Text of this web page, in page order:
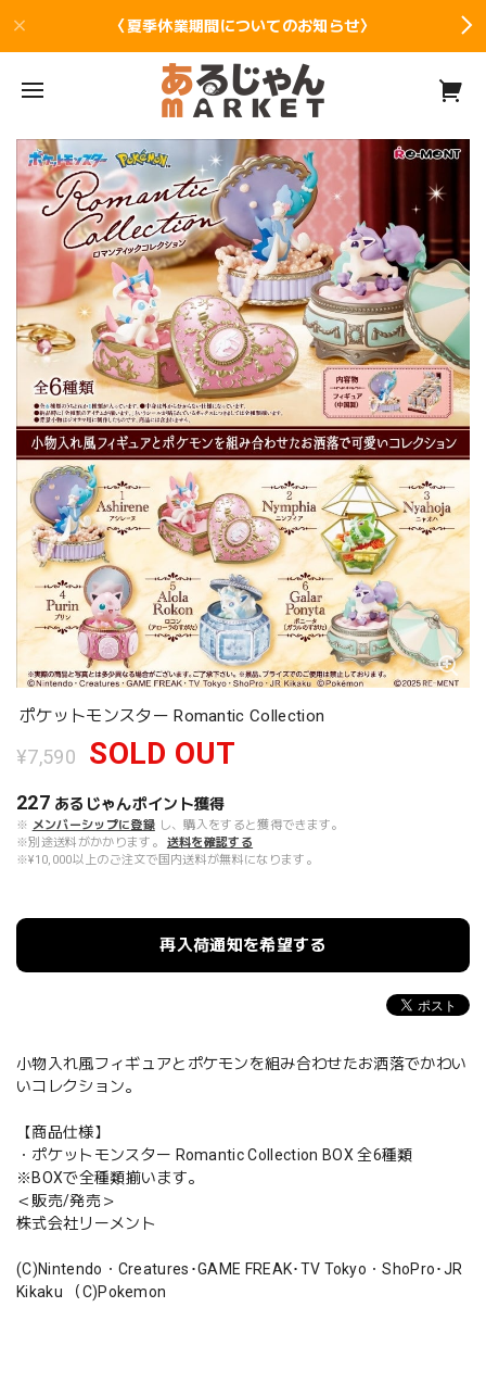
〈夏季休業期間についてのお知らせ〉
ポケットモンスター Romantic Collection
¥7,590 SOLD OUT
227 あるじゃんポイント獲得
※ メンバーシップに登録 し、購入をすると獲得できます。
※別途送料がかかります。
送料を確認する
※¥10,000以上のご注文で国内送料が無料になります。
再入荷通知を希望する
小物入れ風フィギュアとポケモンを組み合わせたお洒落でかわい
いコレクション。
【商品仕様】
・ポケットモンスター Romantic Collection BOX 全6種類
※BOXで全種類揃います。
＜販売/発売＞
株式会社リーメント
(C)Nintendo・Creatures･GAME FREAK･TV Tokyo・ShoPro･JR
Kikaku （C)Pokemon